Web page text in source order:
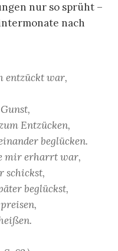
nur so sprüht –
nach
entzückt war,
Entzücken,
beglücken.
mir erharrt war,
schickst,
beglückst,